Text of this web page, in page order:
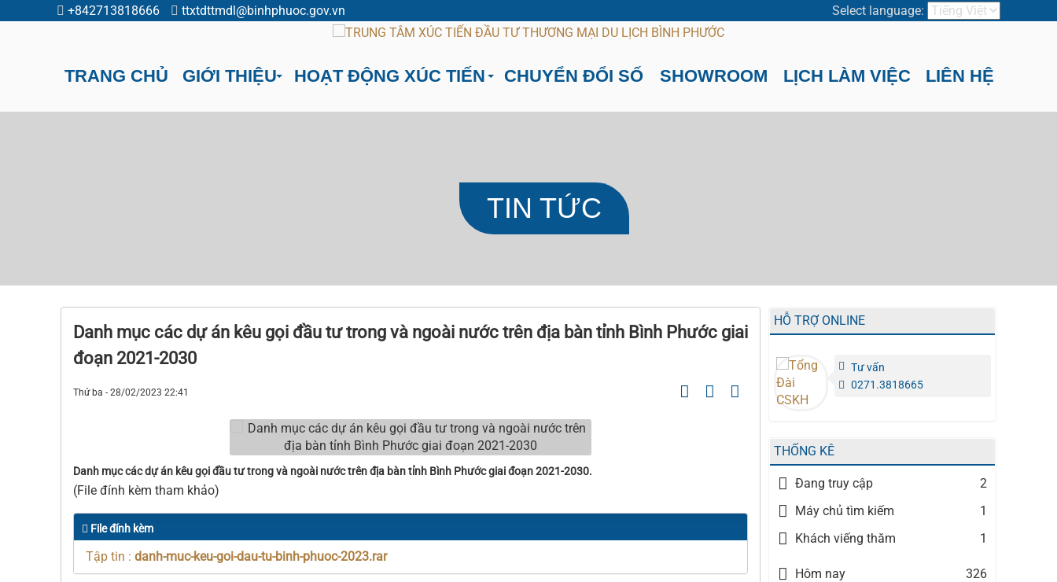
+842713818666 ttxtdttmdl@binhphuoc.gov.vn Select language:
TRANG CHỦ GIỚI THIỆU HOẠT ĐỘNG XÚC TIẾN CHUYỂN ĐỔI SỐ SHOWROOM LỊCH LÀM VIỆC LIÊN HỆ
TIN TỨC
Danh mục các dự án kêu gọi đầu tư trong và ngoài nước trên địa bàn tỉnh Bình Phước giai
đoạn 2021-2030
Thứ ba - 28/02/2023 22:41
Danh mục các dự án kêu gọi đầu tư trong và ngoài nước trên địa bàn tỉnh Bình Phước giai đoạn 2021-2030.
(File đính kèm tham khảo)
File đính kèm
Tập tin : danh-muc-keu-goi-dau-tu-binh-phuoc-2023.rar
HỖ TRỢ ONLINE
Tư vấn
0271.3818665
THỐNG KÊ
Đang truy cập
2
Máy chủ tìm kiếm
1
Khách viếng thăm
1
Hôm nay
326